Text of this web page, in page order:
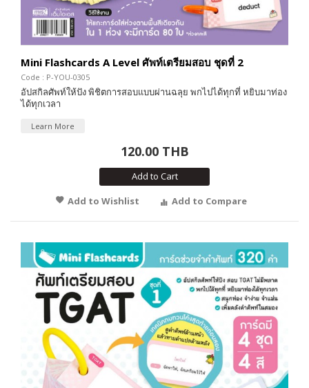
Mini Flashcards A Level ศัพท์เตรียมสอบ ชุดที่ 2
Code : P-YOU-0305
อัปสกิลศัพท์ให้ปัง พิชิตการสอบแบบผ่านฉลุย พกไปได้ทุกที่ หยิบมาท่อง
ได้ทุกเวลา
Learn More
120.00 THB
Add to Cart
Add to Wishlist
Add to Compare